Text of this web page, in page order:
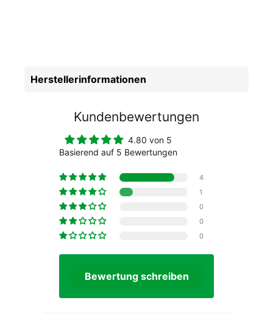
Herstellerinformationen
Kundenbewertungen
4.80 von 5
Basierend auf 5 Bewertungen
4
1
0
0
0
Bewertung schreiben